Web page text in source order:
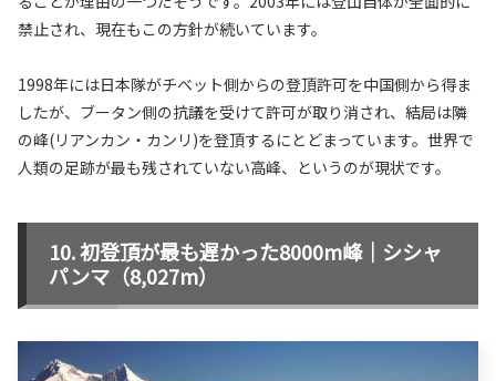
禁止され、現在もこの方針が続いています。
1998年には日本隊がチベット側からの登頂許可を中国側から得ま
したが、ブータン側の抗議を受けて許可が取り消され、結局は隣
の峰(リアンカン・カンリ)を登頂するにとどまっています。世界で
人類の足跡が最も残されていない高峰、というのが現状です。
初登頂が最も遅かった8000m峰｜シシャ
パンマ（8,027m）